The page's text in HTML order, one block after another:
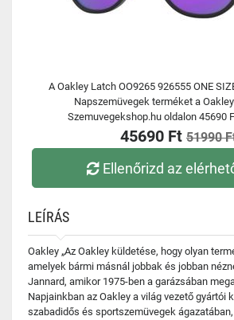
A Oakley Latch OO9265 926555 ONE
Napszemüvegek terméket a
Szemuvegekshop.hu oldalon 45690
45690 Ft 51990
Ellenőrizd az
LEÍRÁS
Oakley „Az Oakley küldetése, hogy olyan
amelyek bármi másnál jobbak és jobban
Jannard, amikor 1975-ben a garázsában
Napjainkban az Oakley a világ vezető gyártói
szabadidős és sportszemüvegek